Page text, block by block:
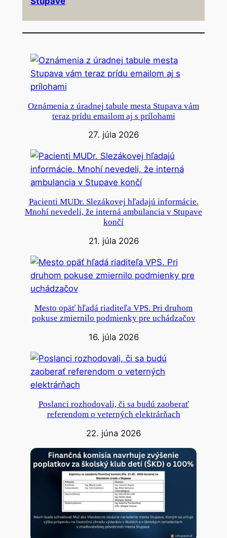
Oznámenia z úradnej tabule mesta Stupava vám
teraz prídu emailom aj s prílohami
27. júla 2026
Pacienti MUDr. Slezákovej hľadajú informácie.
Mnohí nevedeli, že interná ambulancia v Stupave
končí
21. júla 2026
Mesto opäť hľadá riaditeľa VPS. Pri druhom
pokuse zmiernilo podmienky pre uchádzačov
16. júla 2026
Poslanci rozhodovali, či sa budú zaoberať
referendom o veterných elektrárňach
22. júna 2026